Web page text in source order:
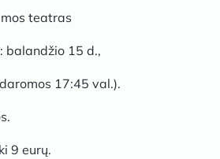
teatras
balandžio 15 d.,
17:45 val.).
9 eurų.